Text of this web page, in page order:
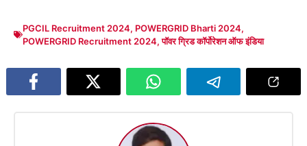
PGCIL Recruitment 2024, POWERGRID Bharti 2024,
POWERGRID Recruitment 2024,पॉवर ग्रिड कॉर्पोरेशन ऑफ इंडिया